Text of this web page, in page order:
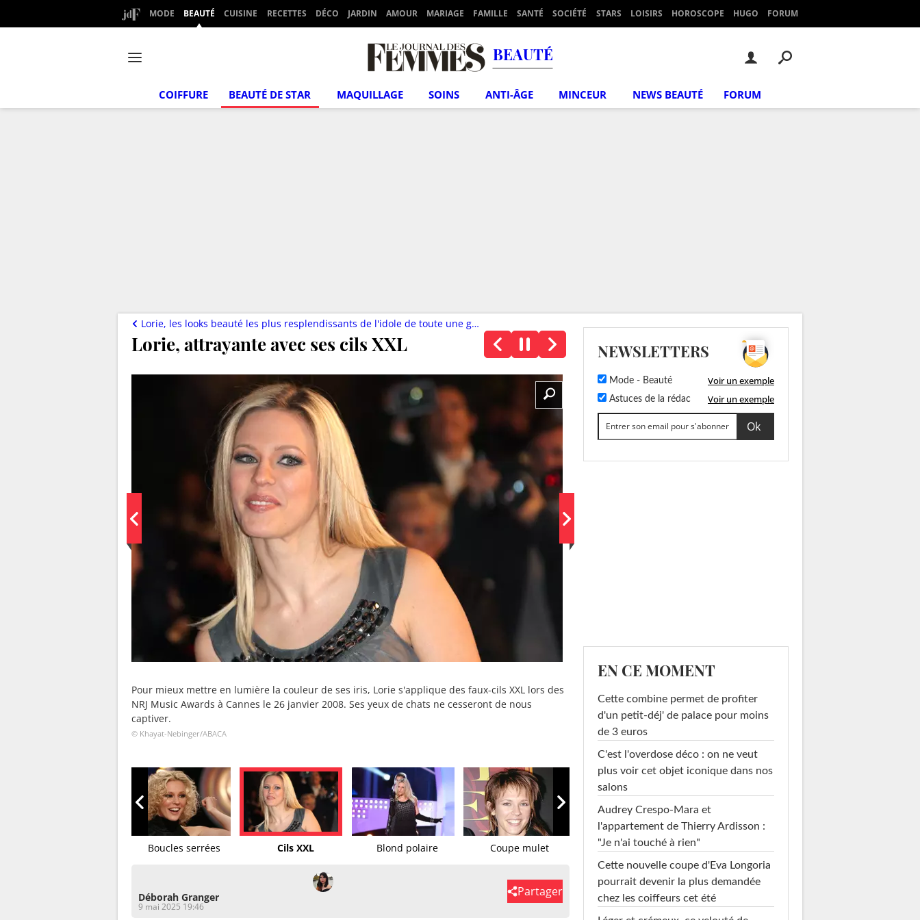
MODE BEAUTÉ CUISINE RECETTES DÉCO JARDIN AMOUR MARIAGE FAMILLE SANTÉ SOCIÉTÉ STARS LOISIRS HOROSCOPE HUGO FORUM
BEAUTÉ
COIFFURE BEAUTÉ DE STAR MAQUILLAGE SOINS ANTI-ÂGE MINCEUR NEWS BEAUTÉ FORUM
Lorie, attrayante avec ses cils XXL
Lorie, les looks beauté les plus resplendissants de l'idole de toute une génération
Pour mieux mettre en lumière la couleur de ses iris, Lorie s'applique des faux-cils XXL lors des
NRJ Music Awards à Cannes le 26 janvier 2008. Ses yeux de chats ne cesseront de nous
captiver.
© Khayat-Nebinger/ABACA
Boucles serrées Cils XXL Blond polaire Coupe mulet Longs cheveux bouclés
Déborah Granger
9 mai 2025 19:46
Partager
NEWSLETTERS
Mode - Beauté Voir un exemple
Astuces de la rédac Voir un exemple
EN CE MOMENT
Cette combine permet de profiter
d'un petit-déj' de palace pour moins
de 3 euros
C'est l'overdose déco : on ne veut
plus voir cet objet iconique dans nos
salons
Audrey Crespo-Mara et
l'appartement de Thierry Ardisson :
"Je n'ai touché à rien"
Cette nouvelle coupe d'Eva Longoria
pourrait devenir la plus demandée
chez les coiffeurs cet été